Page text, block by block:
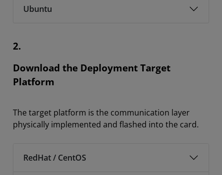
Ubuntu
2.
Download the Deployment Target
Platform
The target platform is the communication layer
physically implemented and flashed into the card.
RedHat / CentOS